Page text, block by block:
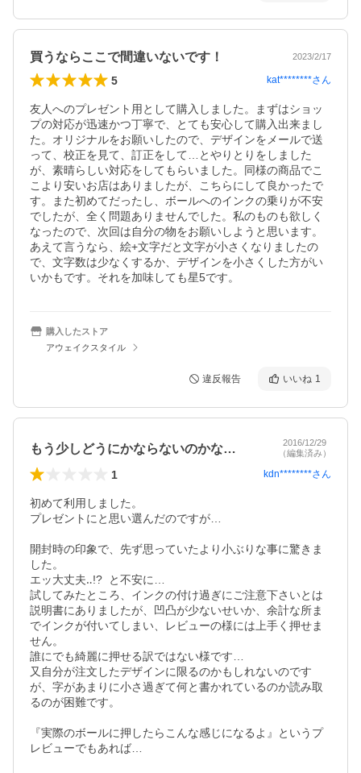
買うならここで間違いないです！ 2023/2/17
5 kat********さん
友人へのプレゼント用として購入しました。まずはショッ
プの対応が迅速かつ丁寧で、とても安心して購入出来まし
た。オリジナルをお願いしたので、デザインをメールで送
って、校正を見て、訂正をして…とやりとりをしました
が、素晴らしい対応をしてもらいました。同様の商品でこ
こより安いお店はありましたが、こちらにして良かったで
す。また初めてだったし、ボールへのインクの乗りが不安
でしたが、全く問題ありませんでした。私のものも欲しく
なったので、次回は自分の物をお願いしようと思います。
あえて言うなら、絵+文字だと文字が小さくなりましたの
で、文字数は少なくするか、デザインを小さくした方がい
いかもです。それを加味しても星5です。
購入したストア
アウェイクスタイル
違反報告 いいね 1
もう少しどうにかならないのかな…
2016/12/29
（編集済み）
1 kdn********さん
初めて利用しました。
プレゼントにと思い選んだのですが…
開封時の印象で、先ず思っていたより小ぶりな事に驚きま
した。
エッ大丈夫‥!?  と不安に…
試してみたところ、インクの付け過ぎにご注意下さいとは
説明書にありましたが、凹凸が少ないせいか、余計な所ま
でインクが付いてしまい、レビューの様には上手く押せま
せん。
誰にでも綺麗に押せる訳ではない様です…
又自分が注文したデザインに限るのかもしれないのです
が、字があまりに小さ過ぎて何と書かれているのか読み取
るのが困難です。
『実際のボールに押したらこんな感じになるよ』というプ
レビューでもあれば…